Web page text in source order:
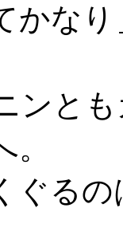
かな
ンと
ぐる